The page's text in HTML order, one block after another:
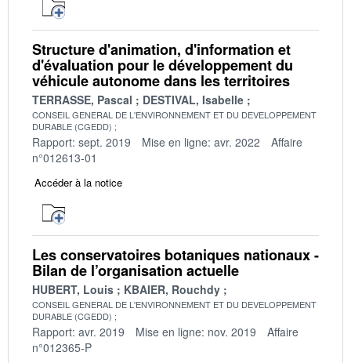
Structure d'animation, d'information et
d'évaluation pour le développement du
véhicule autonome dans les territoires
TERRASSE, Pascal DESTIVAL, Isabelle
CONSEIL GENERAL DE L'ENVIRONNEMENT ET DU DEVELOPPEMENT
DURABLE (CGEDD)
Rapport: sept. 2019 Mise en ligne: avr. 2022
Affaire
n°012613-01
Accéder à la notice
Les conservatoires botaniques nationaux -
Bilan de l’organisation actuelle
HUBERT, Louis KBAIER, Rouchdy
CONSEIL GENERAL DE L'ENVIRONNEMENT ET DU DEVELOPPEMENT
DURABLE (CGEDD)
Rapport: avr. 2019 Mise en ligne: nov. 2019
Affaire
n°012365-P